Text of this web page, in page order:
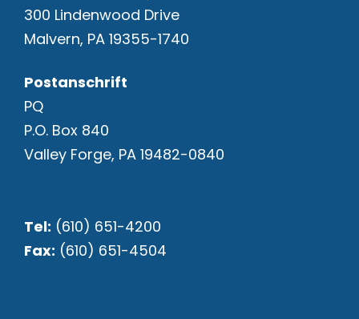
300 Lindenwood Drive
Malvern, PA 19355-1740
Postanschrift
PQ
P.O. Box 840
Valley Forge, PA 19482-0840
Tel: (610) 651-4200
Fax: (610) 651-4504